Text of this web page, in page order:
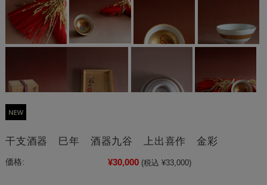
干支酒器 巳年 酒器九谷 上出喜作 金彩
価格: ¥30,000 (税込 ¥33,000)